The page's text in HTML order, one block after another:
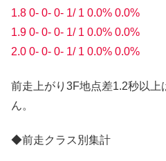
1.8 0- 0- 0- 1/ 1 0.0% 0.0%
1.9 0- 0- 0- 1/ 1 0.0% 0.0%
2.0 0- 0- 0- 1/ 1 0.0% 0.0%
前走上がり3F地点差1.2秒以上
ん。
◆前走クラス別集計